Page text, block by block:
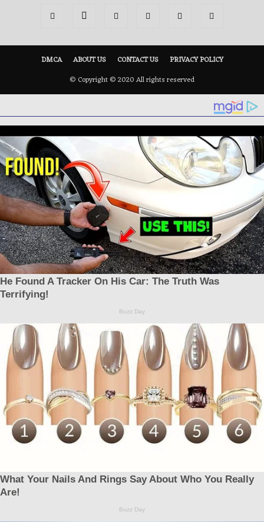
DMCA ABOUT US CONTACT US
PRIVACY POLICY
© Copyright © 2020 All rights reserved